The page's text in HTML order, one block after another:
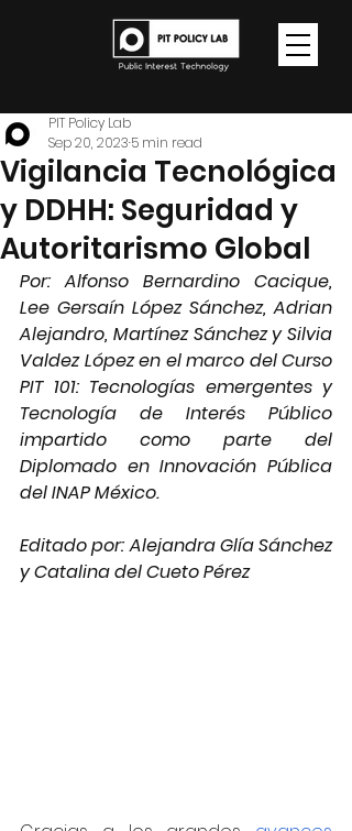
Vigilancia Tecnológica
y DDHH: Seguridad y
Autoritarismo Global
PIT Policy Lab
Sep 20, 2023 5 min read
Por: Alfonso Bernardino Cacique,
Lee Gersaín López Sánchez, Adrian
Alejandro, Martínez Sánchez y Silvia
Valdez López en el marco del Curso
PIT 101: Tecnologías emergentes y
Tecnología de Interés Público
impartido como parte del
Diplomado en Innovación Pública
del INAP México.
Editado por: Alejandra Glía Sánchez
y Catalina del Cueto Pérez